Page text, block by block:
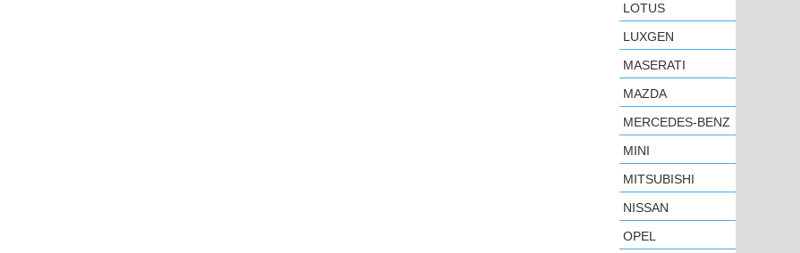
LOTUS
LUXGEN
MASERATI
MAZDA
MERCEDES-BENZ
MINI
MITSUBISHI
NISSAN
OPEL